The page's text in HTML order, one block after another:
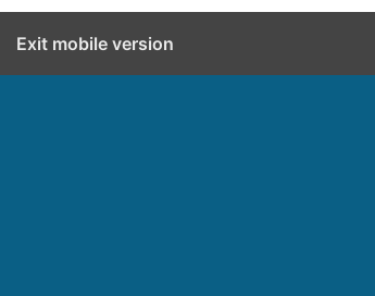
Exit mobile version